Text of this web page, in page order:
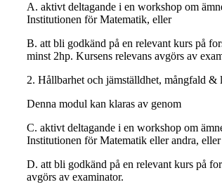
A. aktivt deltagande i en workshop om
Institutionen för Matematik, eller
B. att bli godkänd på en relevant kurs på
minst 2hp. Kursens relevans avgörs av
2. Hållbarhet och jämställdhet, mångfald
Denna modul kan klaras av genom
C. aktivt deltagande i en workshop om
Institutionen för Matematik eller andra, eller
D. att bli godkänd på en relevant kurs på
avgörs av examinator.